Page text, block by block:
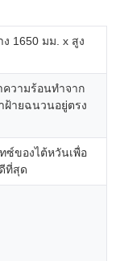
1650 มม. x สูง
ความร้อนทำจาก
ฝ้ายฉนวนอยู่ตรง
ซ์ของไต้หวันเพื่อ
ที่สุด